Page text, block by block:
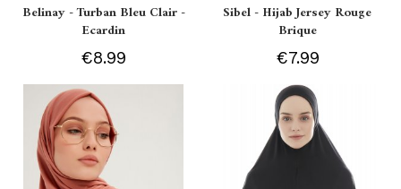
Belinay - Turban Bleu Clair -
Ecardin
€8.99
Sibel - Hijab Jersey Rouge
Brique
€7.99